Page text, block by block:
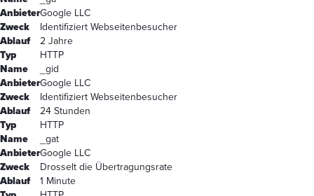
AnbieterGoogle LLC
Zweck
Identifiziert Webseitenbesucher
Ablauf
2 Jahre
Typ
HTTP
Name
_gid
AnbieterGoogle LLC
Zweck
Identifiziert Webseitenbesucher
Ablauf
24 Stunden
Typ
HTTP
Name
_gat
AnbieterGoogle LLC
Zweck
Drosselt die Übertragungsrate
Ablauf
1 Minute